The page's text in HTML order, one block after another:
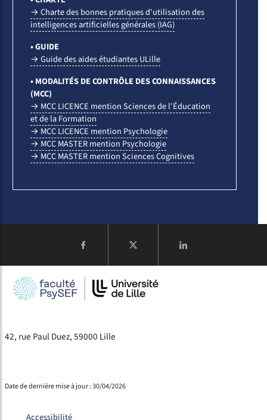
→ Charte des bonnes pratiques d'utilisation des
intelligences artificielles générales (IAG)
• GUIDE
→ Guide des aides étudiantes ULille
• MODALITÉS DE CONTRÔLE DES CONNAISSANCES
(MCC)
→ MCC LICENCE mention Sciences de l'Éducation
et de la Formation
→ MCC LICENCE mention Psychologie
→ MCC MASTER mention Psychologie
→ MCC MASTER mention Sciences Cognitives
COMPTE
42, rue Paul Duez, 59000 Lille
Date de dernière mise à jour : 30/04/2026
Accessibilité